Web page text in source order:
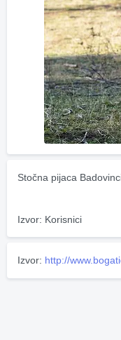
Stočna pijaca
Izvor: Korisnici
Izvor: http://